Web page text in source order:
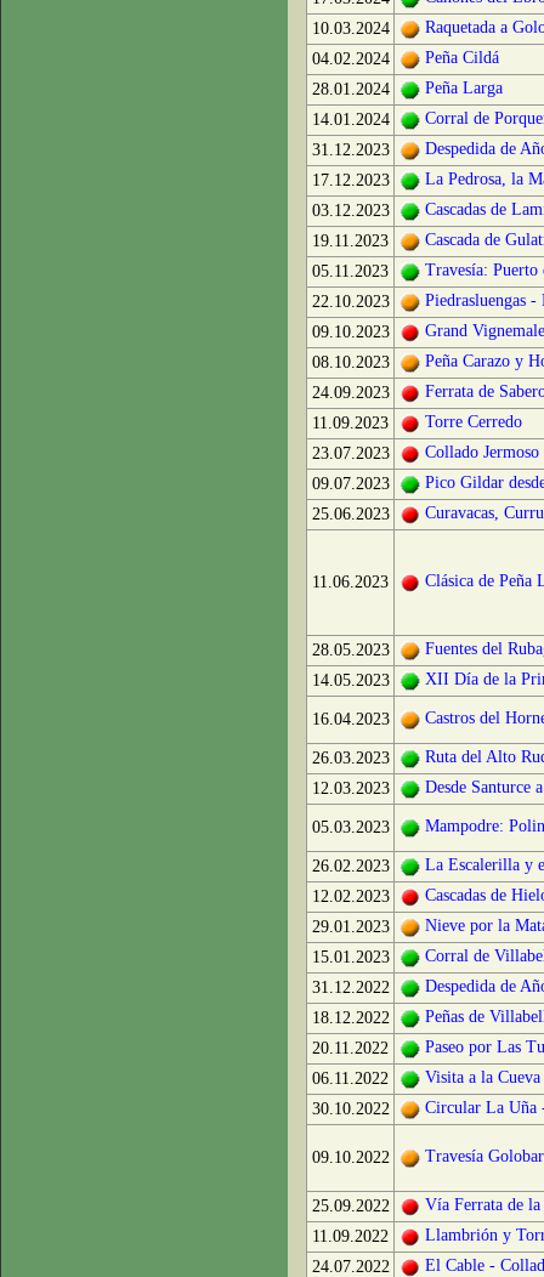
10.03.2024
Raquetada a
04.02.2024
Peña Cildá
28.01.2024
Peña Larga
14.01.2024
Corral de
31.12.2023
Despedida de
17.12.2023
La Pedrosa, la
03.12.2023
Cascadas de
19.11.2023
Cascada de
05.11.2023
Travesía: Puerto
22.10.2023
Piedrasluengas -
09.10.2023
Grand Vignemale
08.10.2023
Peña Carazo y
24.09.2023
Ferrata de
11.09.2023
Torre Cerredo
23.07.2023
Collado Jermoso
09.07.2023
Pico Gildar
25.06.2023
Curavacas,
11.06.2023 Clásica de Peña
28.05.2023
Fuentes del
14.05.2023
XII Día de la
16.04.2023 Castros del
26.03.2023
Ruta del Alto
12.03.2023
Desde Santurce
05.03.2023 Mampodre:
26.02.2023
La Escalerilla y
12.02.2023
Cascadas de
29.01.2023
Nieve por la
15.01.2023
Corral de
31.12.2022
Despedida de
18.12.2022
Peñas de
20.11.2022
Paseo por Las
06.11.2022
Visita a la
30.10.2022
Circular La Uña
09.10.2022 Travesía
25.09.2022
Vía Ferrata de
11.09.2022
Llambrión y
24.07.2022
El Cable -